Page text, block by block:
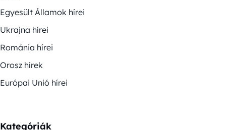
Egyesült Államok hírei
Ukrajna hírei
Románia hírei
Orosz hírek
Európai Unió hírei
Kategóriák